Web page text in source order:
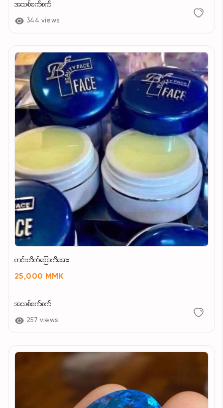
အသစ်စက်စက်
344 views
တင်းတိတ်ပြောကိဆေး
25,000 MMK
အသစ်စက်စက်
257 views